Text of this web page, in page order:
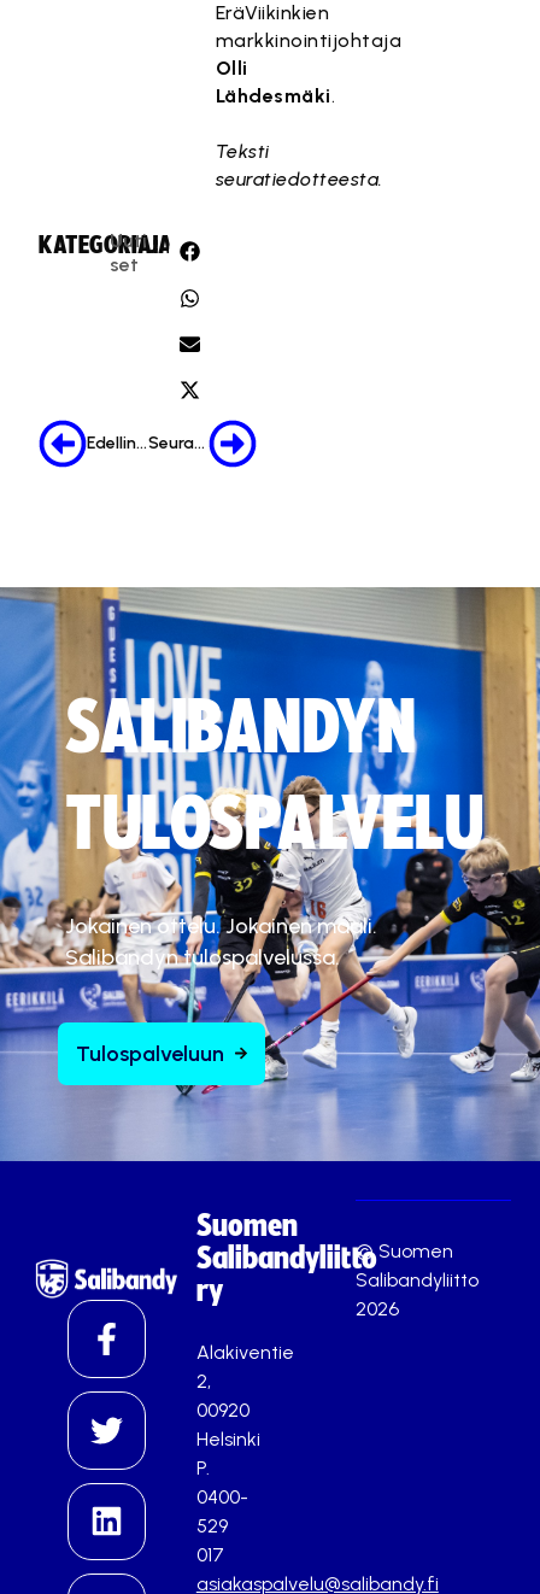
EräViikinkien
markkinointijohtaja
Olli
Lähdesmäki.
Teksti
seuratiedotteesta.
KATEGORIA:
Uuti
set
JAA:
Edellinen Seuraava
SALIBANDYN
TULOSPALVELU
Jokainen ottelu. Jokainen maali.
Salibandyn tulospalvelussa.
Tulospalveluun
Suomen
Salibandyliitto
ry
Alakiventie
2,
00920
Helsinki
P.
0400-
529
017
asiakaspalvelu@salibandy.fi
© Suomen
Salibandyliitto
2026